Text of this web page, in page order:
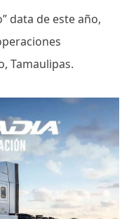
data de este año,
Tamaulipas.